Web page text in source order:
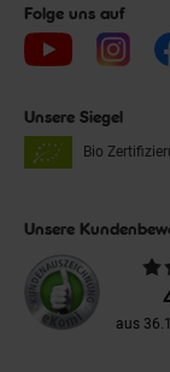
Folge uns auf
Unsere Siegel
Bio
Unsere
aus